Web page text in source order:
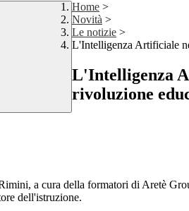
Home >
Novità >
Le notizie >
L'Intelligenza Artificiale
L'Intelligenza
rivoluzione
a cura della formatori di Aretè
dell'istruzione.